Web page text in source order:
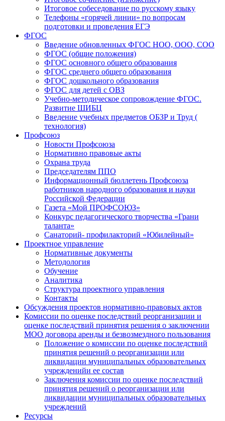
Итоговое собеседование по русскому языку
Телефоны «горячей линии» по вопросам
подготовки и проведения ЕГЭ
ФГОС
Введение обновленных ФГОС НОО, ООО, СОО
ФГОС (общие положения)
ФГОС основного общего образования
ФГОС среднего общего образования
ФГОС дошкольного образования
ФГОС для детей с ОВЗ
Учебно-методическое сопровождение ФГОС.
Развитие ШИБЦ
Введение учебных предметов ОБЗР и Труд (
технология)
Профсоюз
Новости Профсоюза
Нормативно правовые акты
Охрана труда
Председателям ППО
Информационный бюллетень Профсоюза
работников народного образования и науки
Российской Федерации
Газета «Мой ПРОФСОЮЗ»
Конкурс педагогического творчества «Грани
таланта»
Санаторий- профилакторий «Юбилейный»
Проектное управление
Нормативные документы
Методология
Обучение
Аналитика
Структура проектного управления
Контакты
Обсуждения проектов нормативно-правовых актов
Комиссии по оценке последствий реорганизации и
оценке последствий принятия решения о заключении
МОО договора аренды и безвозмездного пользования
Положение о комиссии по оценке последствий
принятия решений о реорганизации или
ликвидации муниципальных образовательных
учрежденийи ее состав
Заключения комиссии по оценке последствий
принятия решений о реорганизации или
ликвидации муниципальных образовательных
учреждений
Ресурсы